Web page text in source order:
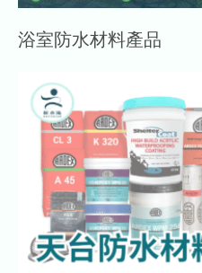
浴室防水材料產品